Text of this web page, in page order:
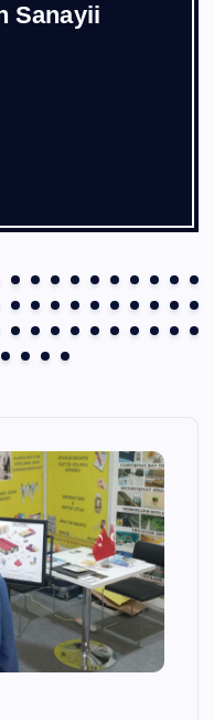
Sanayii